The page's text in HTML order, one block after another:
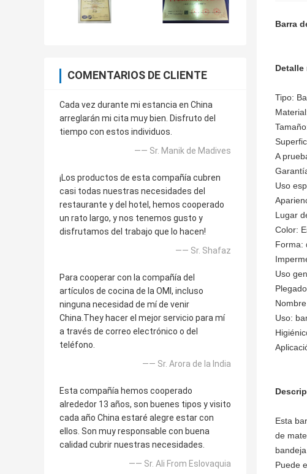
COMENTARIOS DE CLIENTE
Cada vez durante mi estancia en China
arreglarán mi cita muy bien. Disfruto del
tiempo con estos individuos.
—— Sr. Manik de Madives
¡Los productos de esta compañía cubren
casi todas nuestras necesidades del
restaurante y del hotel, hemos cooperado
un rato largo, y nos tenemos gusto y
disfrutamos del trabajo que lo hacen!
—— Sr. Shafaz
Para cooperar con la compañía del
artículos de cocina de la OMI, incluso
ninguna necesidad de mí de venir
China.They hacer el mejor servicio para mí
a través de correo electrónico o del
teléfono.
—— Sr. Arora de la India
Esta compañía hemos cooperado
alrededor 13 años, son buenes tipos y visito
cada año China estaré alegre estar con
ellos. Son muy responsable con buena
calidad cubrir nuestras necesidades.
—— Sr. Ali From Eslovaquia
Barra
Detalle
Tipo:
A
Uso
Lugar
Color:
Forma:
Uso
Uso:
Esta
de
Puede